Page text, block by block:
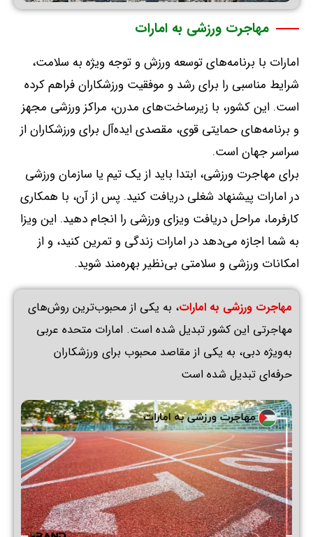
مهاجرت ورزشی به امارات
امارات با برنامه‌های توسعه ورزش و توجه ویژه به سلامت،
شرایط مناسبی را برای رشد و موفقیت ورزشکاران فراهم کرده
است. این کشور، با زیرساخت‌های مدرن، مراکز ورزشی مجهز
و برنامه‌های حمایتی قوی، مقصدی ایده‌آل برای ورزشکاران از
سراسر جهان است.
برای مهاجرت ورزشی، ابتدا باید از یک تیم یا سازمان ورزشی
در امارات پیشنهاد شغلی دریافت کنید. پس از آن، با همکاری
کارفرما، مراحل دریافت ویزای ورزشی را انجام دهید. این ویزا
به شما اجازه می‌دهد در امارات زندگی و تمرین کنید، و از
امکانات ورزشی و سلامتی بی‌نظیر بهره‌مند شوید.
مهاجرت ورزشی به امارات، به یکی از محبوب‌ترین روش‌های
مهاجرتی این کشور تبدیل شده است. امارات متحده عربی
به‌ویژه دبی، به یکی از مقاصد محبوب برای ورزشکاران
حرفه‌ای تبدیل شده است